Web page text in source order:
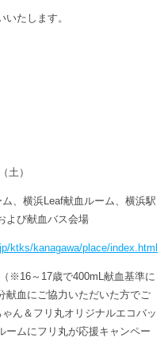
たします。
土）
、横浜Leaf献血ルーム、横浜駅
よび献血バス会場
ktks/kanagawa/place/index.html
※16～17歳で400mL献血基準に
献血にご協力いただいた方でご
ん＆フリ丸オリジナルエコバッ
ムにフリ丸が応援キャンペー